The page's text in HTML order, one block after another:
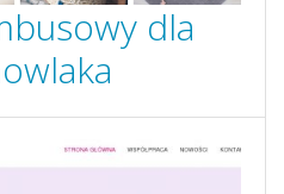
dla